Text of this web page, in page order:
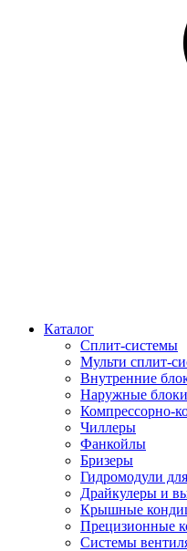
Каталог
Сплит-системы
Мульти сплит-
Внутренние
Наружные
Компрессорно-
Чиллеры
Фанкойлы
Бризеры
Гидромодули
Драйкулеры и
Крышные
Прецизионные
Системы